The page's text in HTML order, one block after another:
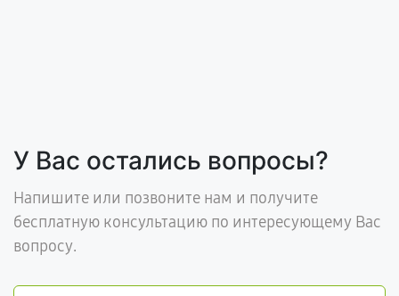
У Вас остались вопросы?
Напишите или позвоните нам и получите
бесплатную консультацию по интересующему Вас
вопросу.